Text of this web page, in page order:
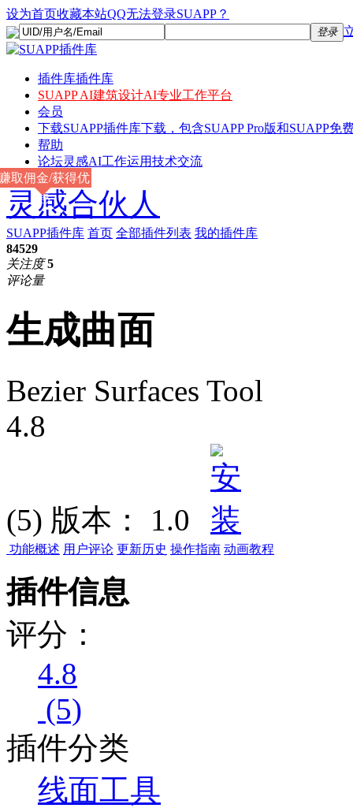
设为首页收藏本站QQ无法登录SUAPP？
登录
插件库插件库
SUAPP AI建筑设计AI专业工作平台
会员
下载SUAPP插件库下载，包含SUAPP Pro版和SUAPP免
帮助
论坛灵感AI工作运用技术交流
灵感合伙人
取佣金/获得优
惠
SUAPP插件库 首页 全部插件列表 我的插件库
84529
关注度 5
评论量
生成曲面
Bezier Surfaces Tool
4.8
(5) 版本： 1.0
功能概述 用户评论 更新历史 操作指南 动画教程
插件信息
评分：
4.8
(5)
插件分类
线面工具